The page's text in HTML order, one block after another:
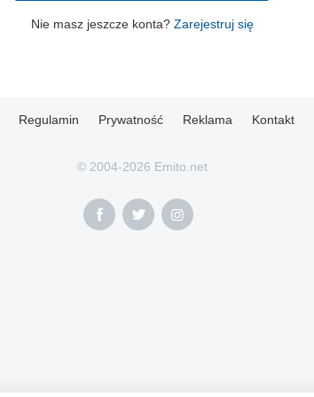
Nie masz jeszcze konta? Zarejestruj się
Regulamin Prywatność Reklama Kontakt
© 2004-2026 Emito.net